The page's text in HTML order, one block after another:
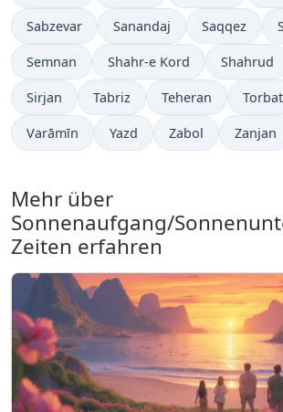
Sabzevar Sanandaj Saqqez
Semnan Shahr-e Kord Shahrud
Sirjan Tabriz Teheran
Varāmīn Yazd Zabol Zanjan
Mehr über
Sonnenaufgang/
Zeiten erfahren